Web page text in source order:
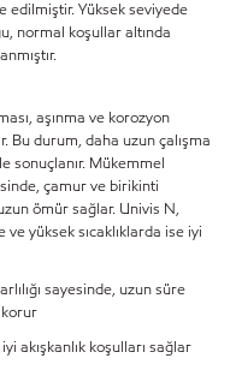
edilmiştir. Yüksek seviyede
normal koşullar altında
aşınma ve korozyon
Bu durum, daha uzun çalışma
sonuçlanır. Mükemmel
çamur ve birikinti
ömür sağlar. Univis N,
ve yüksek sıcaklıklarda ise iyi
sayesinde, uzun süre
akışkanlık koşulları sağlar